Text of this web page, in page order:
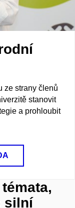
ze strany členů
stanovit
a prohloubit
silní